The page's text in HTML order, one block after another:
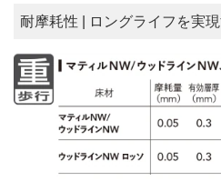
耐摩耗性 | ロングライフを実